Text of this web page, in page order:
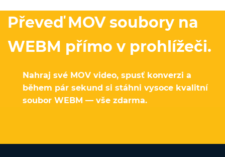
Převeď MOV soubory na
WEBM přímo v prohlížeči.
Nahraj své MOV video, spusť konverzi a
během pár sekund si stáhni vysoce kvalitní
soubor WEBM — vše zdarma.